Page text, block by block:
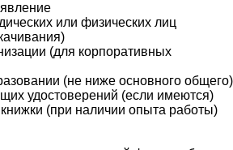
или физических лиц
(для корпоративных
(не ниже основного общего)
удостоверений (если имеются)
(при наличии опыта работы)